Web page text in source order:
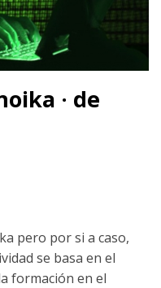
· de
pero por si a caso,
se basa en el
formación en el